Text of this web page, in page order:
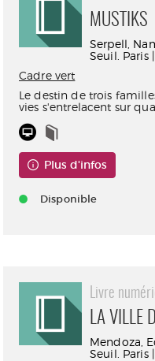
MUSTIKS
Serpell,
Seuil. Paris
Cadre vert
Le destin de trois
vies s'entrelacent sur
Plus d'infos
Disponible
Livre
LA VILLE
Mendoza,
Seuil. Paris